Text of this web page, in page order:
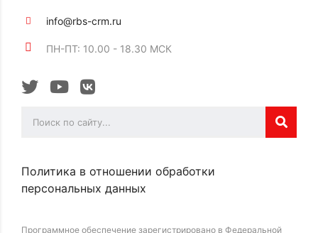
info@rbs-crm.ru
ПН-ПТ: 10.00 - 18.30 МСК
Политика в отношении обработки
персональных данных
Программное обеспечение зарегистрировано в Федеральной